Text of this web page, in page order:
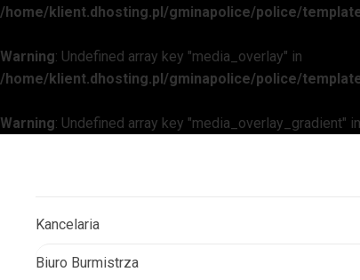
/home/klient.dhosting.pl/gminapolice/police/
Warning: Undefined array key "media_overlay" in
/home/klient.dhosting.pl/gminapolice/police/
Warning: Undefined array key "media_overlay_gradient" in
Warning: Undefined array key "content_expand" in
Kancelaria
Biuro Burmistrza